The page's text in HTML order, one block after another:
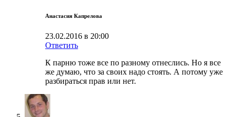
Анастасия Капрелова
23.02.2016 в 20:00
Ответить
К парню тоже все по разному отнеслись. Но я все
же думаю, что за своих надо стоять. А потому уже
разбираться прав или нет.